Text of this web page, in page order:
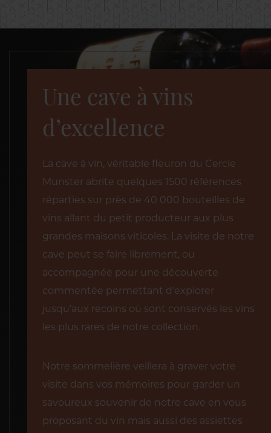
Une cave à vins
d’excellence
La cave à vin, véritable fleuron du Cercle
Munster abrite quelques 1500 références
réparties sur près de 40 000 bouteilles de
vins allant du petit producteur aux plus
grandes maisons viticoles. La visite de notre
cave peut se faire librement, ou
accompagnée pour une découverte
commentée permettant d’explorer
jusqu’aux recoins où sont conservés les vins
les plus rares de notre collection.
Notre sommelière veillera à graver votre
visite dans vos mémoires pour garder un
savoureux souvenir de notre cave en vous
proposant du vin mais aussi des assiettes